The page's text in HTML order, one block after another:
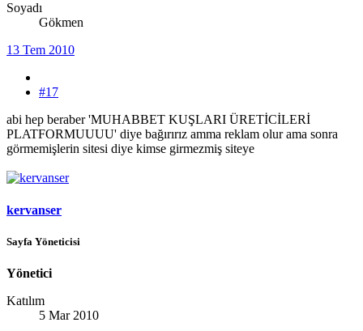
Soyadı
Gökmen
13 Tem 2010
#17
abi hep beraber 'MUHABBET KUŞLARI ÜRETİCİLERİ
PLATFORMUUUU' diye bağırırız amma reklam olur ama sonra
görmemişlerin sitesi diye kimse girmezmiş siteye
kervanser
Sayfa Yöneticisi
Yönetici
Katılım
5 Mar 2010